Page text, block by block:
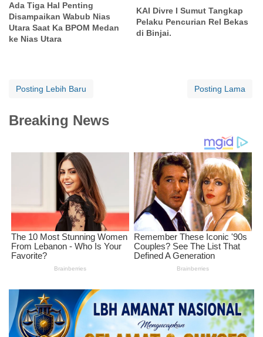
Ada Tiga Hal Penting
Disampaikan Wabub Nias
Utara Saat Ka BPOM Medan
ke Nias Utara
KAI Divre I Sumut Tangkap
Pelaku Pencurian Rel Bekas
di Binjai.
Posting Lebih Baru Posting Lama
Breaking News